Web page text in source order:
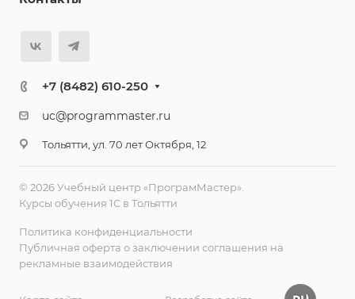
+7 (8482) 610-250
uc@programmaster.ru
Тольятти, ул. 70 лет Октября, 12
© 2026 Учебный центр «ПрограмМастер».
Курсы обучения 1С в Тольятти
Политика конфиденциальности
Публичная оферта о заключении соглашения на
рекламные взаимодействия